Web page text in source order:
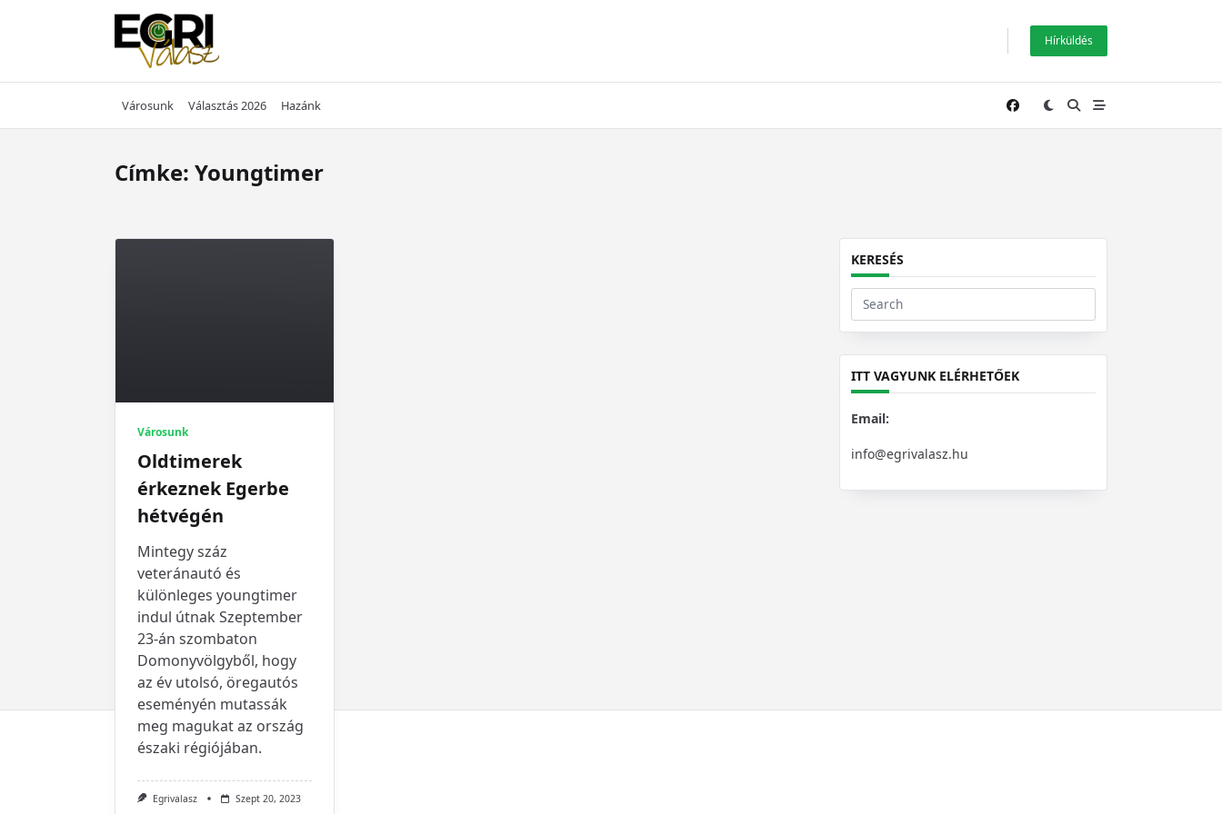
Hírküldés
Városunk Választás 2026 Hazánk
Címke: Youngtimer
Városunk
Oldtimerek
érkeznek Egerbe
hétvégén
Mintegy száz
veteránautó és
különleges youngtimer
indul útnak Szeptember
23-án szombaton
Domonyvölgyből, hogy
az év utolsó, öregautós
eseményén mutassák
meg magukat az ország
északi régiójában.
Egrivalasz Szept 20, 2023
KERESÉS
Search
for:
ITT VAGYUNK ELÉRHETŐEK
Email:
info@egrivalasz.hu